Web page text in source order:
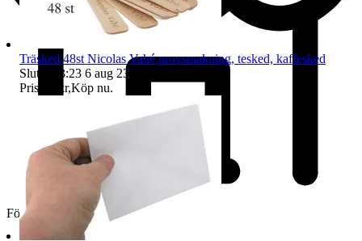
Företag
Träsked 48st Nicolas Vahé provsmakning, tesked, kaffesked
Sluttid
23:23 6 aug 23:23
Pris:
33 kr,Köp nu.